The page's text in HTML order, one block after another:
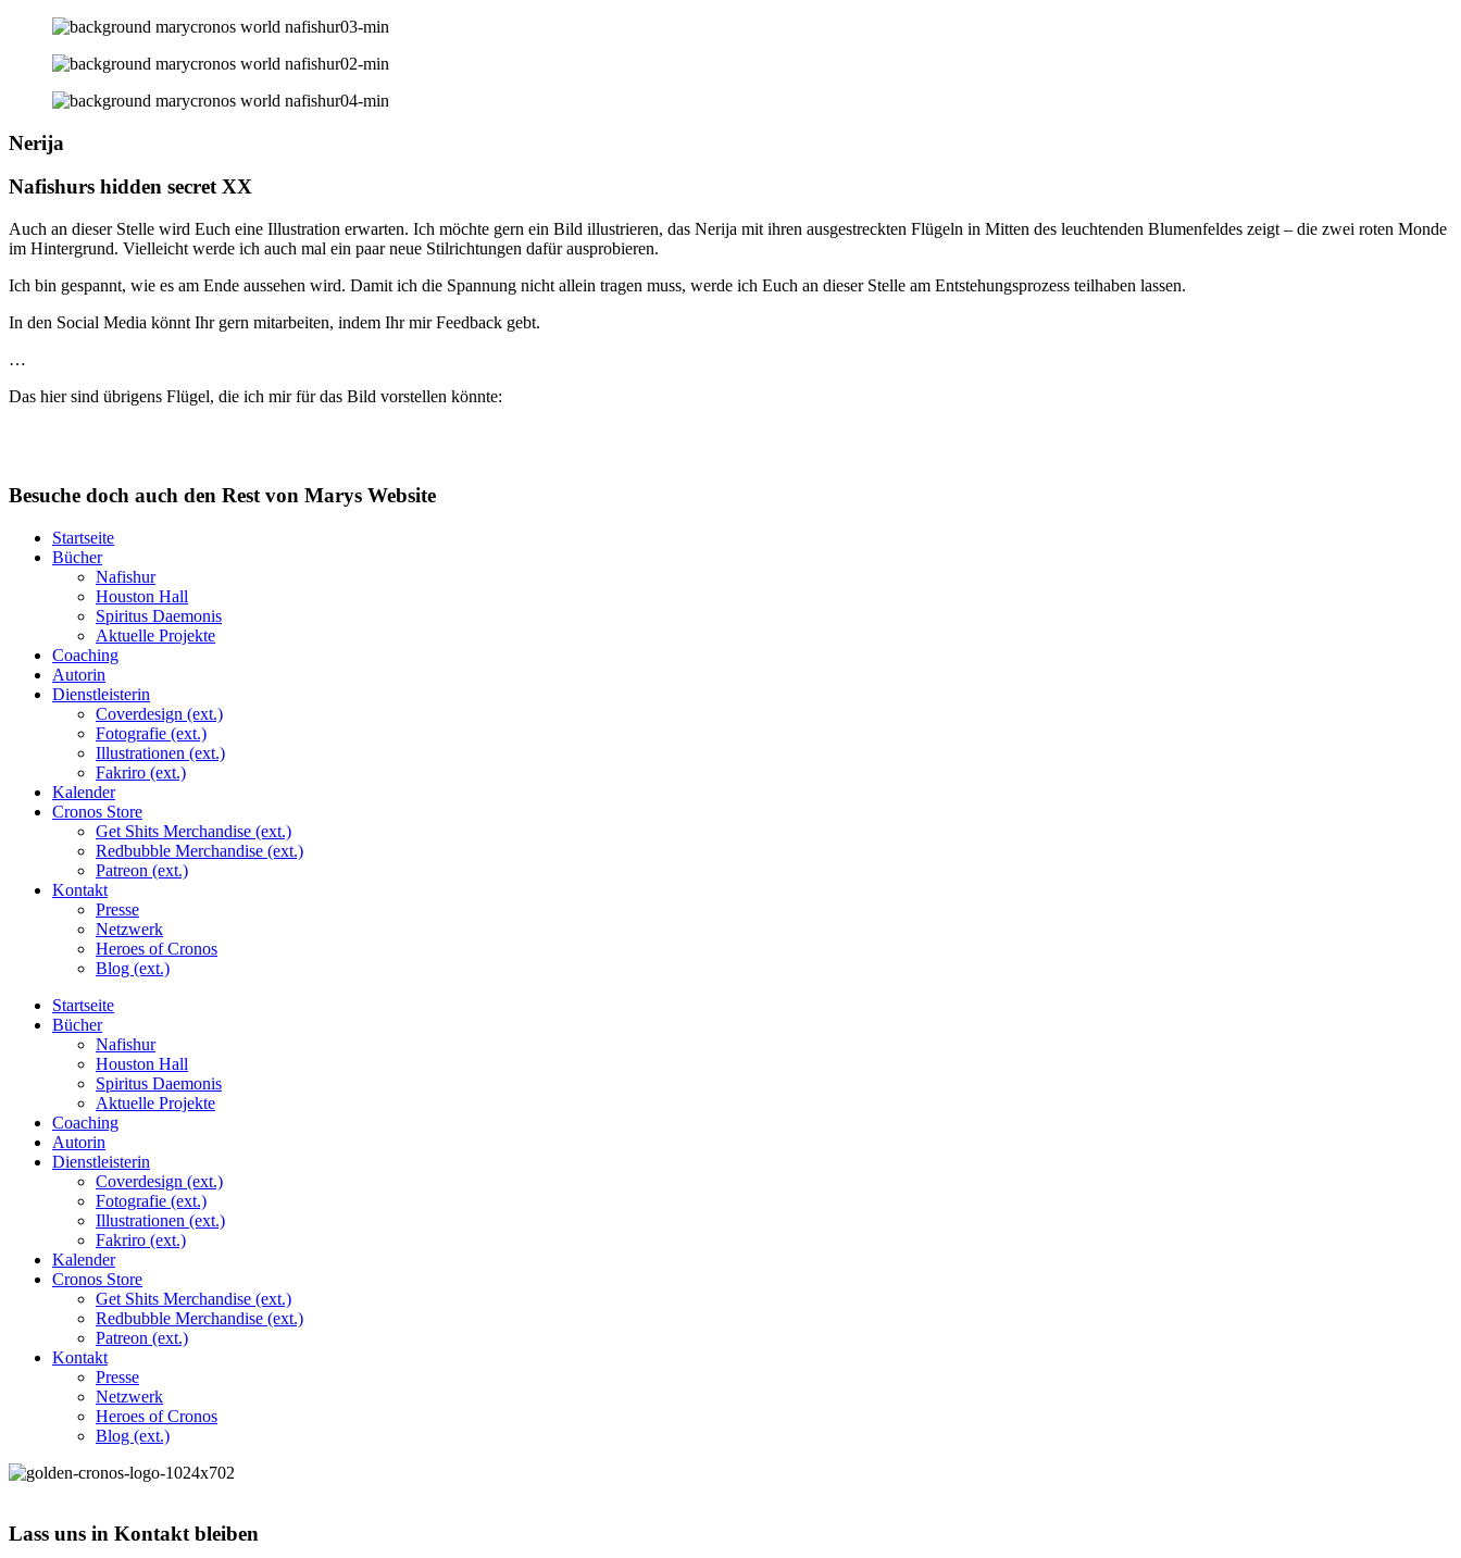
Nerija
Nafishurs hidden secret XX
Auch an dieser Stelle wird Euch eine Illustration erwarten. Ich möchte gern ein Bild illustrieren, das Nerija mit ihren ausgestreckten Flügeln in Mitten des leuchtenden Blumenfeldes zeigt – die zwei roten Monde
im Hintergrund. Vielleicht werde ich auch mal ein paar neue Stilrichtungen dafür ausprobieren.
Ich bin gespannt, wie es am Ende aussehen wird. Damit ich die Spannung nicht allein tragen muss, werde ich Euch an dieser Stelle am Entstehungsprozess teilhaben lassen.
In den Social Media könnt Ihr gern mitarbeiten, indem Ihr mir Feedback gebt.
…
Das hier sind übrigens Flügel, die ich mir für das Bild vorstellen könnte:
Besuche doch auch den Rest von Marys Website
Startseite
Bücher
Nafishur
Houston Hall
Spiritus Daemonis
Aktuelle Projekte
Coaching
Autorin
Dienstleisterin
Coverdesign (ext.)
Fotografie (ext.)
Illustrationen (ext.)
Fakriro (ext.)
Kalender
Cronos Store
Get Shits Merchandise (ext.)
Redbubble Merchandise (ext.)
Patreon (ext.)
Kontakt
Presse
Netzwerk
Heroes of Cronos
Blog (ext.)
Startseite
Bücher
Nafishur
Houston Hall
Spiritus Daemonis
Aktuelle Projekte
Coaching
Autorin
Dienstleisterin
Coverdesign (ext.)
Fotografie (ext.)
Illustrationen (ext.)
Fakriro (ext.)
Kalender
Cronos Store
Get Shits Merchandise (ext.)
Redbubble Merchandise (ext.)
Patreon (ext.)
Kontakt
Presse
Netzwerk
Heroes of Cronos
Blog (ext.)
Lass uns in Kontakt bleiben